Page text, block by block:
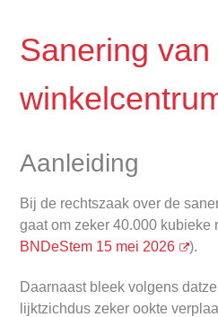
Sanering
Aanleiding
Bij de rechtszaak over de
gaat om zeker 40.000 kubieke
BNDeStem 15 mei 2026
).
Daarnaast bleek volgens
lijktzichdus zeker ookte